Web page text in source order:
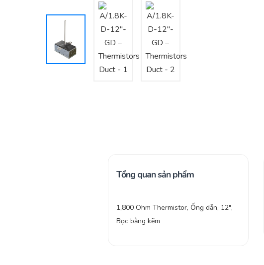
Tổng quan sản phẩm
1,800 Ohm Thermistor, Ống dẫn, 12″,
Bọc bằng kẽm